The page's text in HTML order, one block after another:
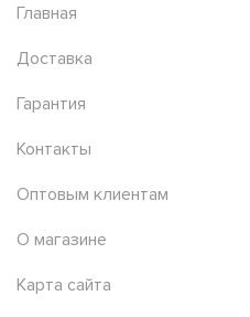
Главная
Доставка
Гарантия
Контакты
Оптовым клиентам
О магазине
Карта сайта